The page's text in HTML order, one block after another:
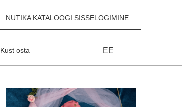
NUTIKA KATALOOGI SISSELOGIMINE
Kust osta EE